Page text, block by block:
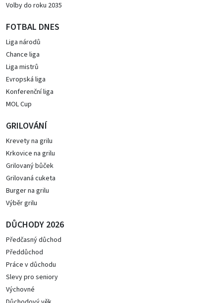
Volby do roku 2035
FOTBAL DNES
Liga národů
Chance liga
Liga mistrů
Evropská liga
Konferenční liga
MOL Cup
GRILOVÁNÍ
Krevety na grilu
Krkovice na grilu
Grilovaný bůček
Grilovaná cuketa
Burger na grilu
Výběr grilu
DŮCHODY 2026
Předčasný důchod
Předdůchod
Práce v důchodu
Slevy pro seniory
Výchovné